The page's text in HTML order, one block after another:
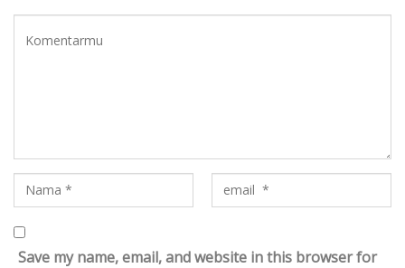
Save my name, email, and website in this browser for